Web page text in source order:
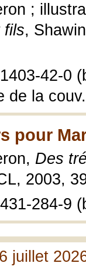
;
fils,
42-0
de la
pour
Des
2003,
284-9
juillet